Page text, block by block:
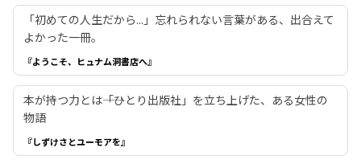
「初めての人生だから...」忘れられない言葉がある、出合えて
よかった一冊。
『ようこそ、ヒュナム洞書店へ』
本が持つ力とは――「ひとり出版社」を立ち上げた、ある女性の
物語
『しずけさとユーモアを』